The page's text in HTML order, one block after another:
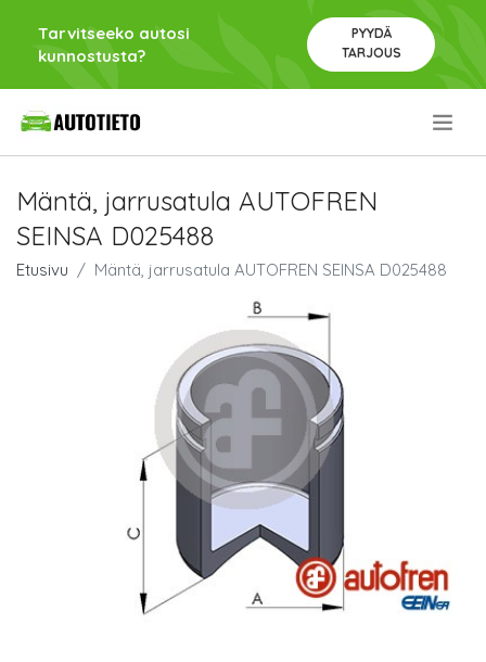
Tarvitseeko autosi
kunnostusta?
PYYDÄ
TARJOUS
Mäntä, jarrusatula AUTOFREN
SEINSA D025488
Etusivu Mäntä, jarrusatula AUTOFREN SEINSA D025488